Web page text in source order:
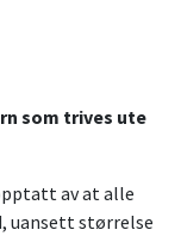
som trives ute
av at alle
uansett størrelse